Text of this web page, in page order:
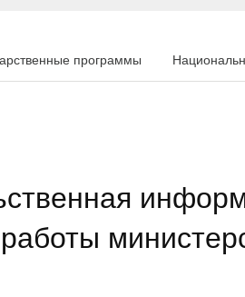
программы